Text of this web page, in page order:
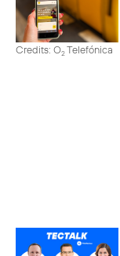
Credits: O2Telefónica